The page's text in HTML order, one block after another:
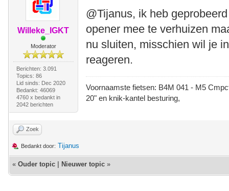
Willeke_IGKT
Moderator
Berichten: 3.091
Topics: 86
Lid sinds: Dec 2020
Bedankt: 46069
4760 x bedankt in
2042 berichten
@Tijanus, ik heb
opener mee te verhuizen
nu sluiten, misschien wil je
reageren.
Voornaamste fietsen: B4M 041 - M5
20" en knik-kantel besturing,
Zoek
Bedankt door: Tijanus
« Ouder topic Nieuwer topic »